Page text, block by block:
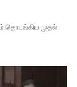
தொடங்கிய முதல்